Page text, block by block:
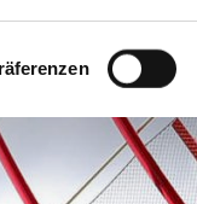
Die von Ihnen
angepasst oder